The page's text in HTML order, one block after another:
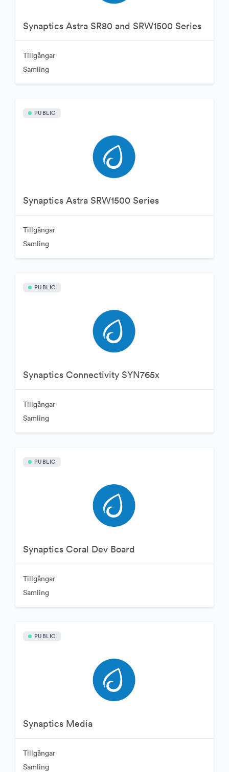
Synaptics Astra SR80 and SRW1500 Series
Tillgångar
Samling
PUBLIC
Synaptics Astra SRW1500 Series
Tillgångar
Samling
PUBLIC
Synaptics Connectivity SYN765x
Tillgångar
Samling
PUBLIC
Synaptics Coral Dev Board
Tillgångar
Samling
PUBLIC
Synaptics Media
Tillgångar
Samling